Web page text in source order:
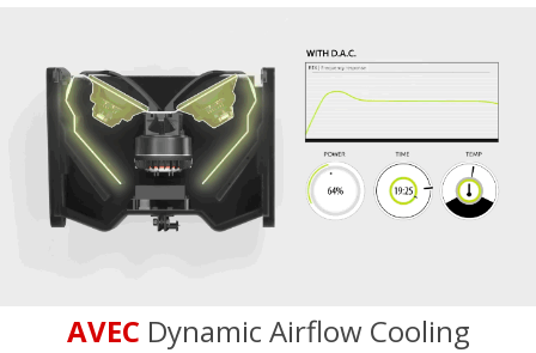
AVEC Dynamic Airflow Cooling